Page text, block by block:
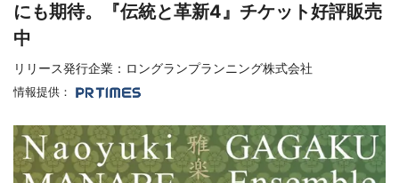
にも期待。『伝統と革新4』チケット好評販売
中
リリース発行企業：ロングランプランニング株式会社
情報提供：